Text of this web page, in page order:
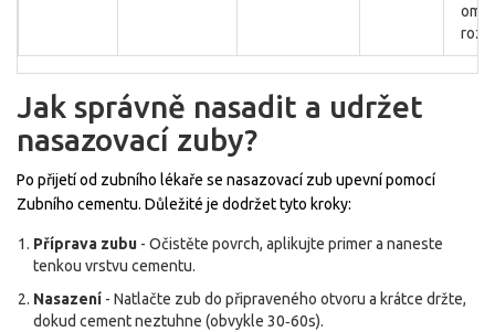
Jak správně nasadit a udržet
nasazovací zuby?
Po přijetí od zubního lékaře se nasazovací zub upevní pomocí
Zubního cementu. Důležité je dodržet tyto kroky:
Příprava zubu - Očistěte povrch, aplikujte primer a naneste
tenkou vrstvu cementu.
Nasazení - Natlačte zub do připraveného otvoru a krátce držte,
dokud cement neztuhne (obvykle 30‑60s).